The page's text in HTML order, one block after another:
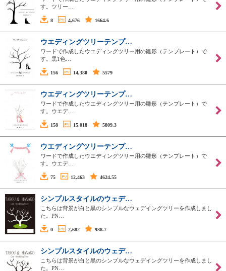
す。ツリー…
8 4,676 1664.6
ウエディングツリーテンプ…
ワードで作成したウエディングツリー用の雛形（テンプレート）で
す。黒1色…
156 14,380 5579
ウエディングツリーテンプ…
ワードで作成したウエディングツリー用の雛形（テンプレート）で
す。ウエデ…
158 15,018 5809.3
ウエディングツリーテンプ…
ワードで作成したウエディングツリー用の雛形（テンプレート）で
す。ウエデ…
75 12,463 4624.55
シンプルスタイルのウェデ…
こちらは背景が白と黒のシンプルなウェデイングツリーを作成しまし
た。PN…
0 2,682 938.7
シンプルスタイルのウェデ…
こちらは背景が白と黒のシンプルなウェデイングツリーを作成しまし
た。PN…